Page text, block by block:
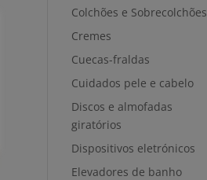
Colchões e Sobrecolchões
Cremes
Cuecas-fraldas
Cuidados pele e cabelo
Discos e almofadas
giratórios
Dispositivos eletrónicos
Elevadores de banho